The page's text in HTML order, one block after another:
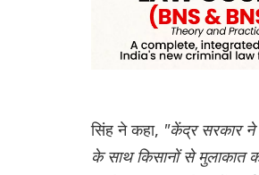
सिंह ने कहा, "केंद्र सरकार ने
के साथ किसानों से मुलाकात